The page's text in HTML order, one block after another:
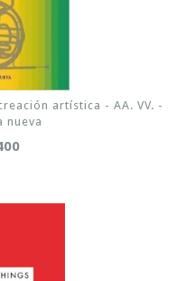
artística - AA. VV. -
nueva